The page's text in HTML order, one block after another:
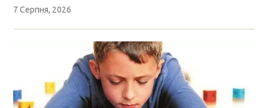
7 Серпня, 2026